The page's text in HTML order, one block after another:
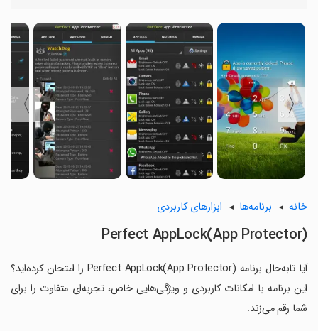
〈
〉
خانه برنامه‌ها ابزارهای کاربردی
Perfect AppLock(App Protector)
آیا تابه‌حال برنامه Perfect AppLock(App Protector) را امتحان کرده‌اید؟
این برنامه با امکانات کاربردی و ویژگی‌هایی خاص، تجربه‌ای متفاوت را برای
شما رقم می‌زند.